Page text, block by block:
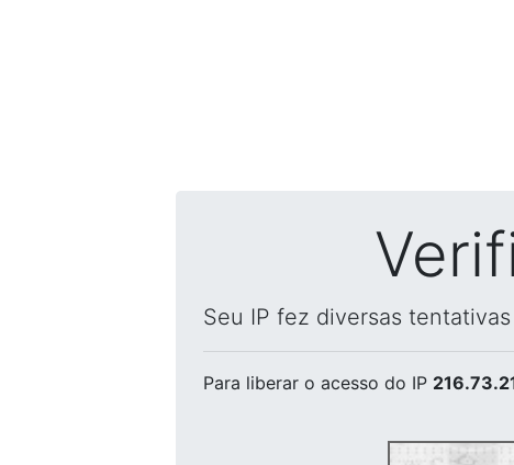
Seu IP fez diversas
Para liberar o acesso do IP